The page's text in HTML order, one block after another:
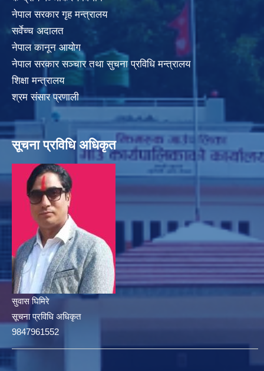
नेपाल सरकार गृह मन्त्रालय
सर्वेच्च अदालत
नेपाल कानून आयोग
नेपाल सरकार सञ्चार तथा सुचना प्रविधि मन्त्रालय
शिक्षा मन्त्रालय
श्रम संसार प्रणाली
सूचना प्रविधि अधिकृत
सुवास घिमिरे
सूचना प्रविधि अधिकृत
9847961552